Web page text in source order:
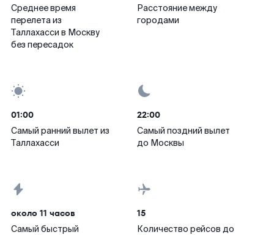
Среднее время
перелета из
Таллахасси в Москву
без пересадок
Расстояние между
городами
01:00
Самый ранний вылет из
Таллахасси
22:00
Самый поздний вылет
до Москвы
около 11 часов
Самый быстрый
15
Количество рейсов до